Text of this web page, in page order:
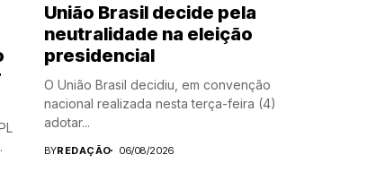
União Brasil decide pela
neutralidade na eleição
presidencial
O União Brasil decidiu, em convenção
nacional realizada nesta terça-feira (4)
adotar...
BYREDAÇÃO 06/08/2026